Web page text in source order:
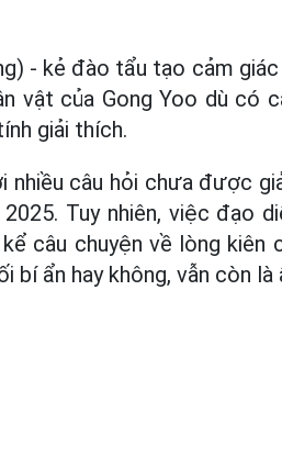
- kẻ đào tẩu tạo cảm
vật của Gong Yoo dù có
giải thích.
nhiều câu hỏi chưa được
Tuy nhiên, việc đạo
câu chuyện về lòng kiên
ẩn hay không, vẫn còn là